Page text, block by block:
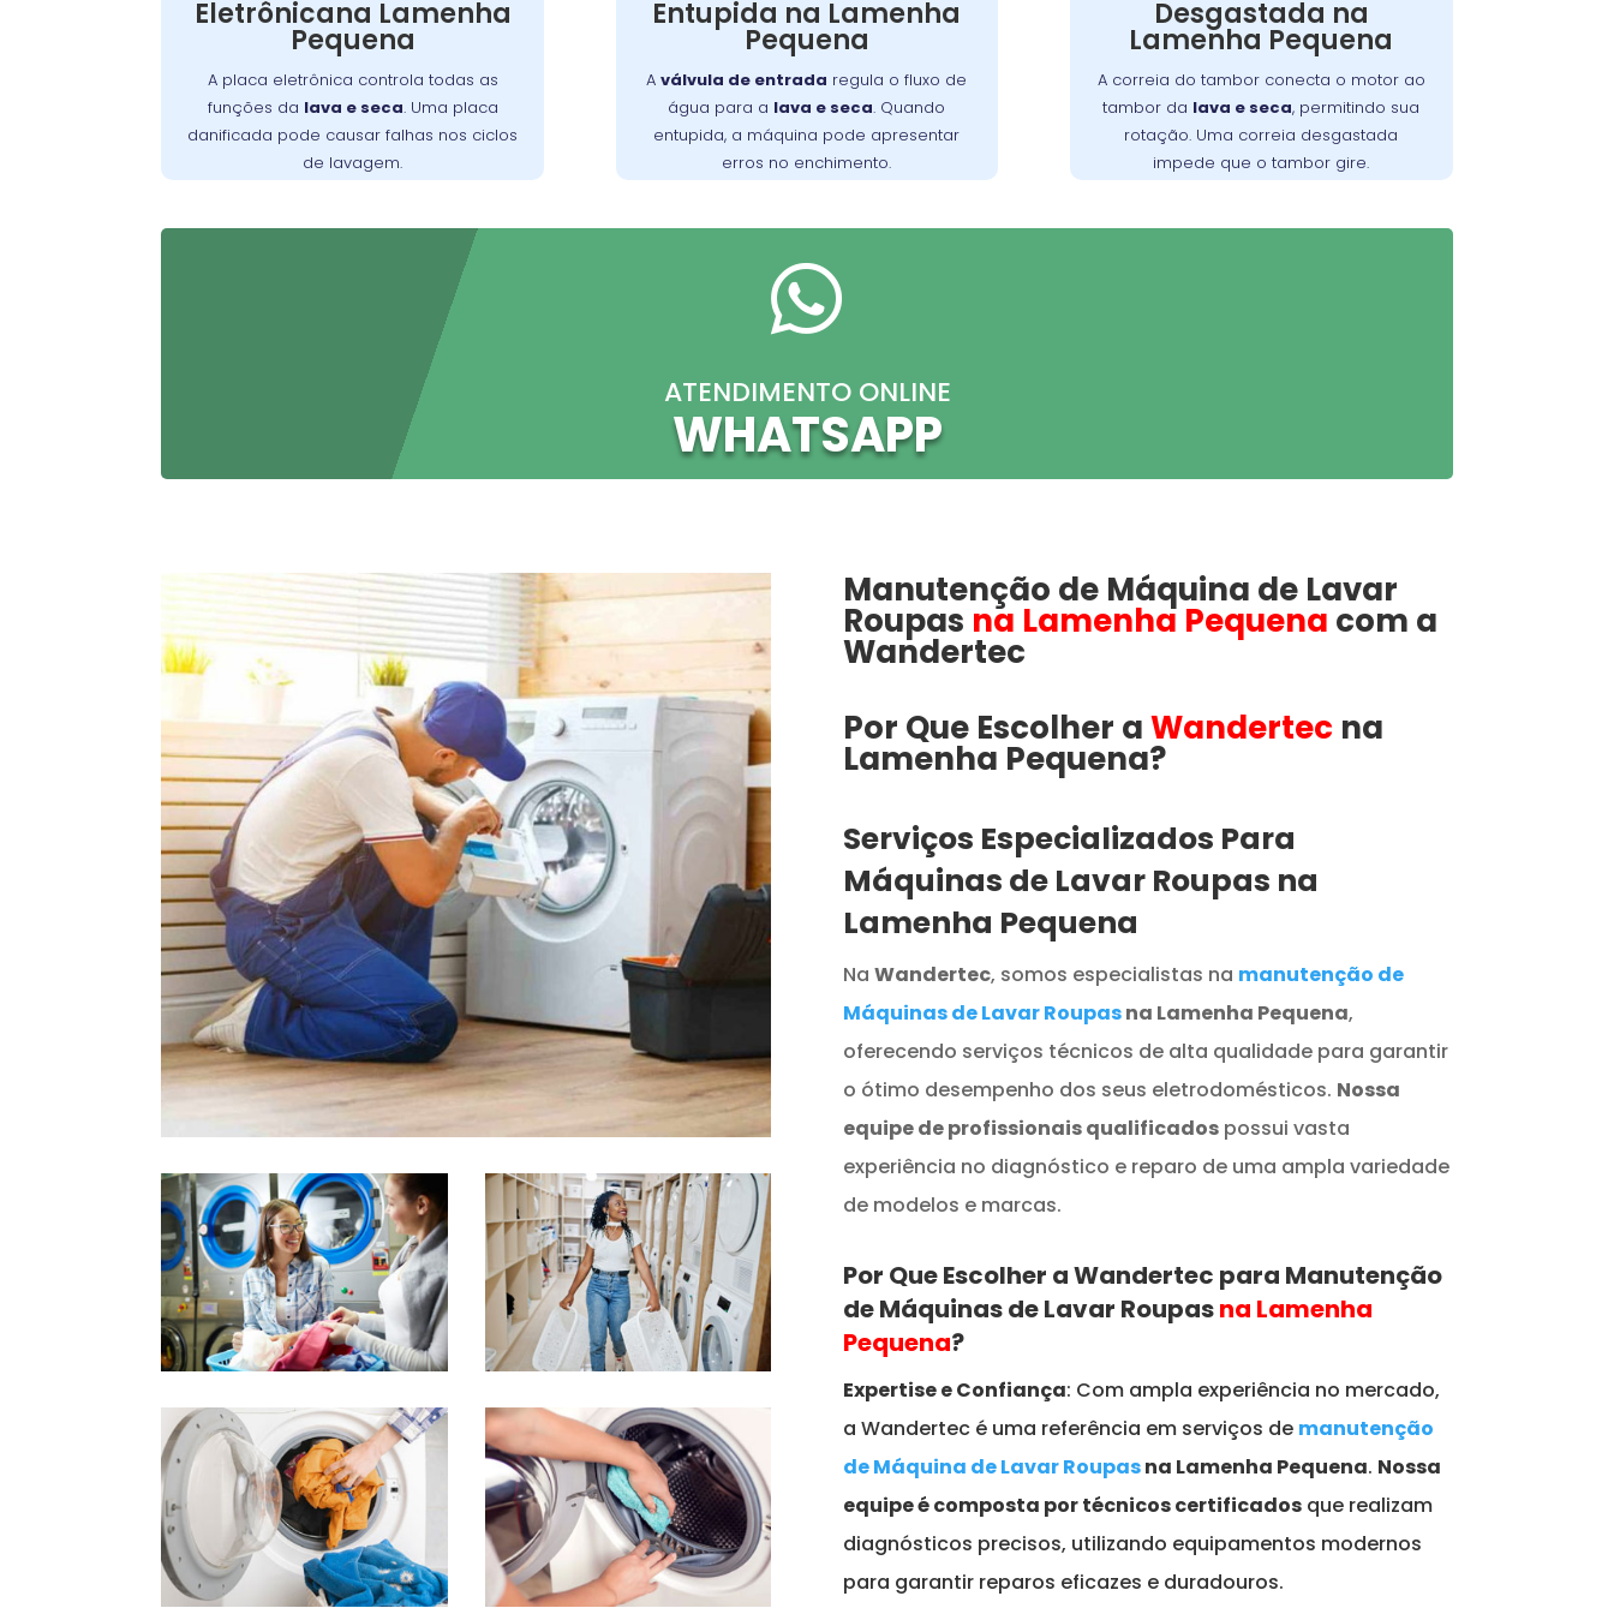
Eletrônicana Lamenha
Pequena
A placa eletrônica controla todas as
funções da lava e seca. Uma placa
danificada pode causar falhas nos ciclos
de lavagem.
comandos ou não ligar.
Causas comuns
incluem picos de tensão e desgaste
substituição da placa deve ser feita por
um técnico especializado para garantir o
retorno ao funcionamento normal e
evitar danos adicionais.
Entupida na Lamenha
Pequena
Aválvula de entrada regula o fluxo de
água para a lava e seca. Quando
entupida, a máquina pode apresentar
erros no enchimento.
de água, afetando a eficiência da
Os sintomas incluem ciclos de
tambor
. Limpe a válvula regularmente
para evitar acúmulo de detritos e
mantenha o desempenho ideal da
máquina.
Desgastada na
Lamenha Pequena
A correia do tambor conecta o motor ao
tambor da lava e seca, permitindo sua
rotação. Uma correia desgastada
impede que o tambor gire.
ruídos estranhos ou ciclos incompletos.
Substituir a correia desgastada é
da máquina
. Verifique periodicamente e
consulte um técnico para a troca
adequada, garantindo maior
durabilidade do equipamento

ATENDIMENTO ONLINE
WHATSAPP
Manutenção de Máquina de Lavar
Roupas na Lamenha Pequena com a
Wandertec
Por Que Escolher aWandertec na
Lamenha Pequena​​​?
Serviços Especializados Para
Máquinas de Lavar Roupas na
Lamenha Pequena
Na Wandertec, somos especialistas na manutenção de
Máquinas de Lavar Roupasna Lamenha Pequena,
oferecendo serviços técnicos de alta qualidade para garantir
o ótimo desempenho dos seus eletrodomésticos. Nossa
equipe de profissionais qualificadospossui vasta
experiência no diagnóstico e reparo de uma ampla variedade
de modelos e marcas.
Por Que Escolher a Wandertec para Manutenção
de Máquinas de Lavar Roupasna Lamenha
Pequena?
Expertise e Confiança: Com ampla experiência no mercado,
a Wandertec é uma referência em serviços de manutenção
de Máquina de Lavar Roupasna Lamenha Pequena. Nossa
equipe é composta por técnicos certificadosque realizam
diagnósticos precisos, utilizando equipamentos modernos
para garantir reparos eficazes e duradouros.